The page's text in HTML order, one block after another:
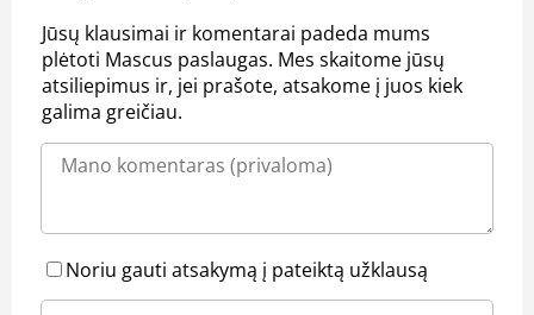
Jūsų klausimai ir komentarai padeda mums
plėtoti Mascus paslaugas. Mes skaitome jūsų
atsiliepimus ir, jei prašote, atsakome į juos kiek
galima greičiau.
Noriu gauti atsakymą į pateiktą užklausą